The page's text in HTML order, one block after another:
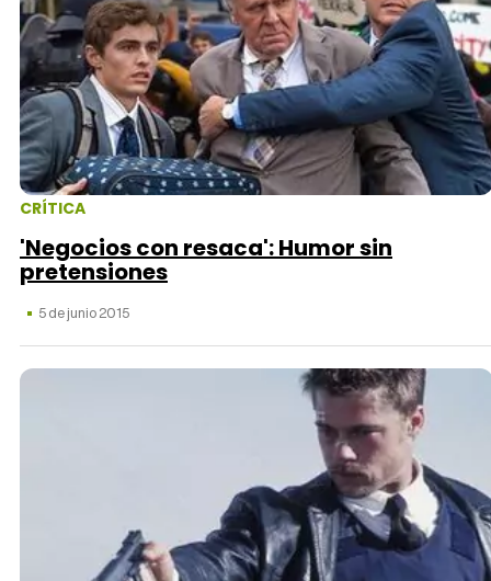
CRÍTICA
'Negocios con resaca': Humor sin
pretensiones
5 de junio 2015